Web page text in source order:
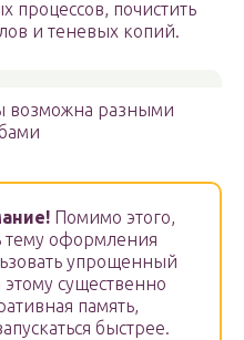
процессов, почистить
и теневых копий.
возможна разными
Помимо этого,
оформления
упрощенный
этому существенно
память,
быстрее.